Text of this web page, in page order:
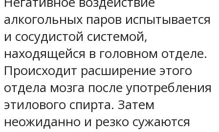
алкогольных паров испытывается
и сосудистой системой,
находящейся в головном отделе.
Происходит расширение этого
отдела мозга после употребления
этилового спирта. Затем
неожиданно и резко сужаются